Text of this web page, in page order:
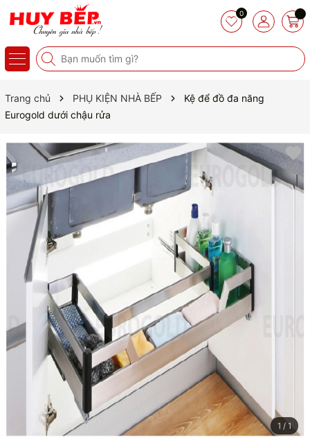
0
Trang chủ PHỤ KIỆN NHÀ BẾP
Kệ để đồ đa năng
Eurogold dưới chậu rửa
1 / 1